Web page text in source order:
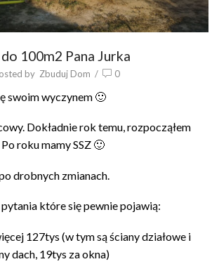
100m2 Pana Jurka
by Zbuduj Dom / 0
swoim wyczynem 🙂
Dokładnie rok temu, rozpocząłem
roku mamy SSZ 🙂
drobnych zmianach.
które się pewnie pojawią:
127tys (w tym są ściany działowe i
dach, 19tys za okna)